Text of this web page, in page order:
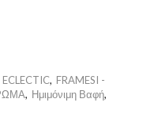
, FRAMESI -
, Ημιμόνιμη Βαφή,